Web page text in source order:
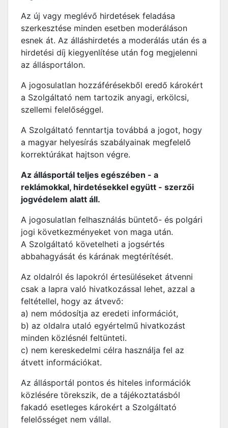
Az új vagy meglévő hirdetések feladása
szerkesztése minden esetben moderáláson
esnek át. Az álláshirdetés a moderálás után és a
hirdetési díj kiegyenlítése után fog megjelenni
az állásportálon.
A jogosulatlan hozzáférésekből eredő károkért
a Szolgáltató nem tartozik anyagi, erkölcsi,
szellemi felelőséggel.
A Szolgáltató fenntartja továbbá a jogot, hogy
a magyar helyesírás szabályainak megfelelő
korrektúrákat hajtson végre.
Az állásportál teljes egészében - a
reklámokkal, hirdetésekkel együtt - szerzői
jogvédelem alatt áll.
A jogosulatlan felhasználás büntető- és polgári
jogi következményeket von maga után.
A Szolgáltató követelheti a jogsértés
abbahagyását és kárának megtérítését.
Az oldalról és lapokról értesüléseket átvenni
csak a lapra való hivatkozással lehet, azzal a
feltétellel, hogy az átvevő:
a) nem módosítja az eredeti információt,
b) az oldalra utaló egyértelmű hivatkozást
minden közlésnél feltünteti.
c) nem kereskedelmi célra használja fel az
átvett információkat.
Az állásportál pontos és hiteles információk
közlésére törekszik, de a tájékoztatásból
fakadó esetleges károkért a Szolgáltató
felelősséget nem vállal.